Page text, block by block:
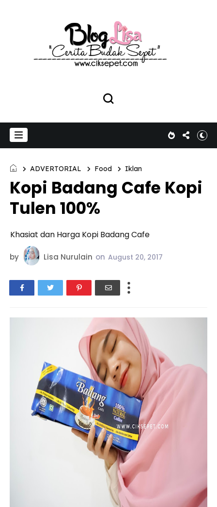
ADVERTORIAL Food Iklan
Kopi Badang Cafe Kopi
Tulen 100%
Khasiat dan Harga Kopi Badang Cafe
by Lisa Nurulain on August 20, 2017